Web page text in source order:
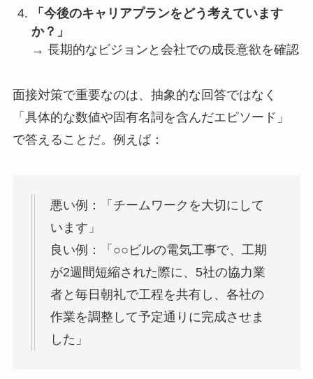
「今後のキャリアプランをどう考えています
か？」
→ 長期的なビジョンと会社での成長意欲を確認
面接対策で重要なのは、抽象的な回答ではなく
「具体的な数値や固有名詞を含んだエピソード」
で答えることだ。例えば：
悪い例：「チームワークを大切にして
います」
良い例：「○○ビルの電気工事で、工期
が2週間短縮された際に、5社の協力業
者と毎日朝礼で工程を共有し、各社の
作業を調整して予定通りに完成させま
した」